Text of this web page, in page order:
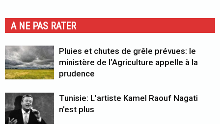
A NE PAS RATER
Pluies et chutes de grêle prévues: le
ministère de l’Agriculture appelle à la
prudence
Tunisie: L’artiste Kamel Raouf Nagati
n’est plus